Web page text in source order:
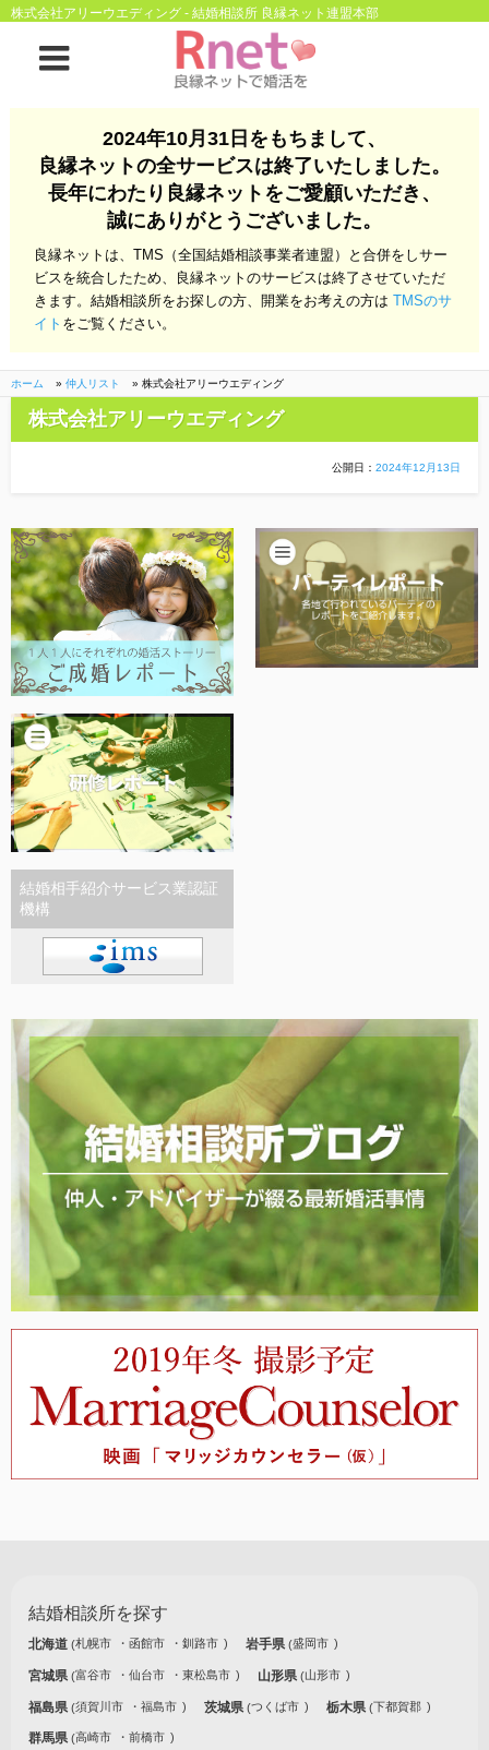
良縁ネットとは
お金のこと
会社概要
よくある質問
る質問
開業支援
お金のこと
会社概要
一般のよくある質問
相談室からのよくある質問
株式会社アリーウエディング - 結婚相談所 良縁ネット連盟本部
2024年10月31日をもちまして、
良縁ネットの全サービスは終了いたしました。
長年にわたり良縁ネットをご愛顧いただき、
誠にありがとうございました。
良縁ネットは、TMS（全国結婚相談事業者連盟）と合併をしサー
ビスを統合したため、良縁ネットのサービスは終了させていただ
きます。結婚相談所をお探しの方、開業をお考えの方はTMSのサ
イト をご覧ください。
ホーム » 仲人リスト » 株式会社アリーウエディング
結婚相手紹介サービス業認証
機構
株式会社アリーウエディング
公開日： 2024年12月13日
結婚相談所を探す
北海道 札幌市 函館市 釧路市 岩手県 盛岡市
宮城県 富谷市 仙台市 東松島市 山形県 山形市
福島県 須賀川市 福島市 茨城県 つくば市 栃木県 下都賀郡
群馬県 高崎市 前橋市